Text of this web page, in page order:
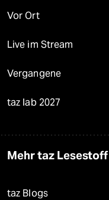
Vor Ort
Live im Stream
Vergangene
taz lab 2027
Mehr taz Lesestoff
taz Blogs